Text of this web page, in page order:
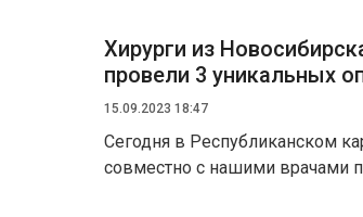
Хирурги из
провели 3 уникальных
15.09.2023 18:47
Сегодня в Республиканском
совместно с нашими врачами